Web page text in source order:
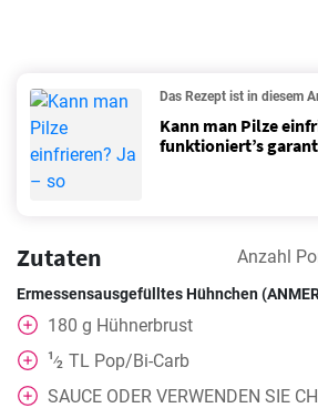
Das Rezept ist in diesem
Kann man Pilze
funktioniert’s
Zutaten Anzahl
Ermessensausgefülltes Hühnchen
180 g Hühnerbrust
1⁄2 TL Pop/Bi-Carb
SAUCE ODER VERWENDEN SIE